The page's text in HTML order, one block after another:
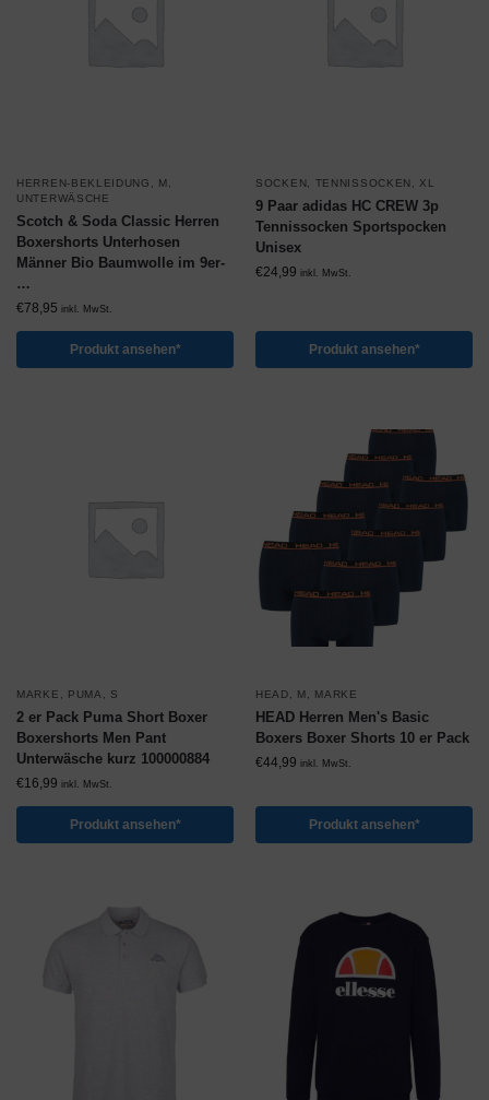
HERREN-BEKLEIDUNG M
UNTERWÄSCHE
Scotch & Soda Classic Herren
Boxershorts Unterhosen
Männer Bio Baumwolle im 9er-
…
€78,95 inkl. MwSt.
Produkt ansehen*
SOCKEN TENNISSOCKEN XL
9 Paar adidas HC CREW 3p
Tennissocken Sportspocken
Unisex
€24,99 inkl. MwSt.
Produkt ansehen*
MARKE PUMA S
2 er Pack Puma Short Boxer
Boxershorts Men Pant
Unterwäsche kurz 100000884
€16,99 inkl. MwSt.
Produkt ansehen*
HEAD M MARKE
HEAD Herren Men's Basic
Boxers Boxer Shorts 10 er Pack
€44,99 inkl. MwSt.
Produkt ansehen*